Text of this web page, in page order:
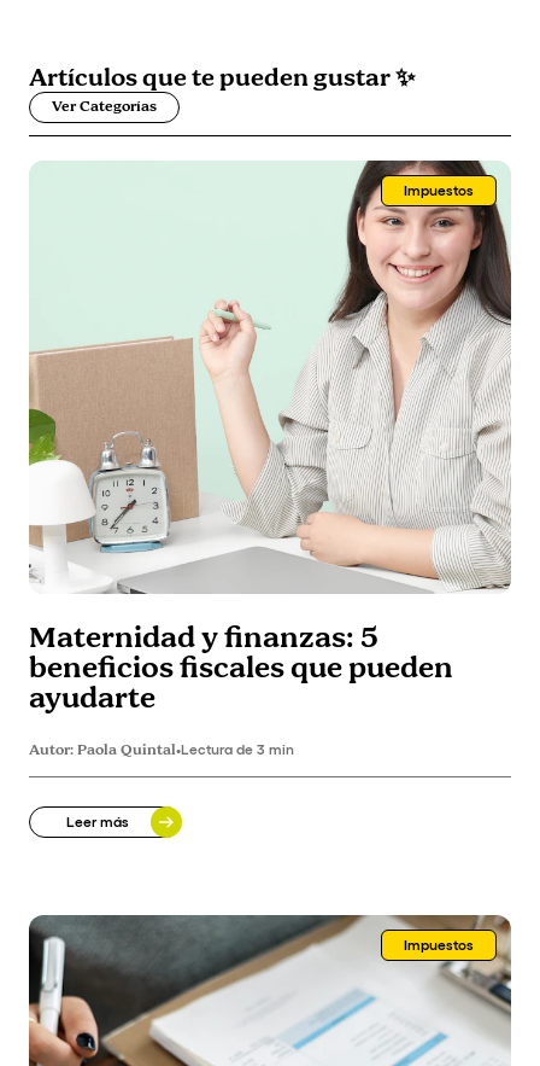
Artículos quete pueden gustar✨
Ver Categorías
Impuestos
Maternidad y finanzas: 5
beneficios fiscales que pueden
ayudarte
Autor:Paola Quintal•Lectura de 3 min
Leer más
Impuestos